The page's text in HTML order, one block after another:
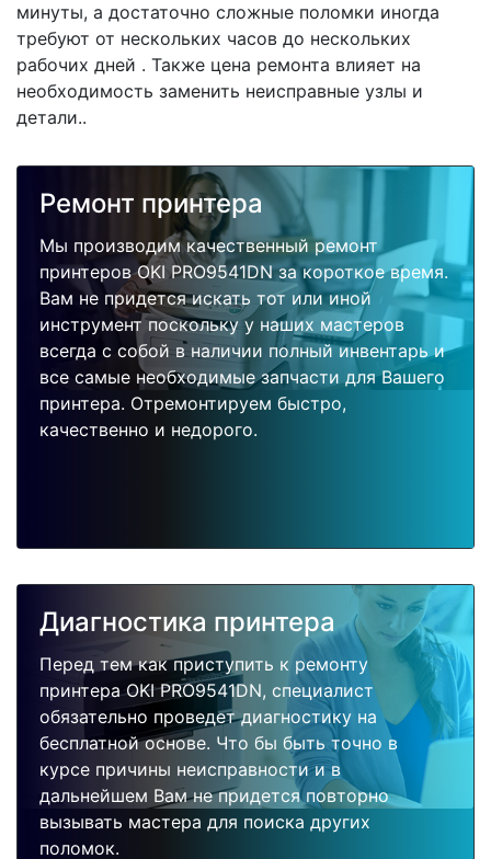
минуты, а достаточно сложные поломки иногда
требуют от нескольких часов до нескольких
рабочих дней . Также цена ремонта влияет на
необходимость заменить неисправные узлы и
детали..
Ремонт принтера
Мы производим качественный ремонт
принтеров OKI PRO9541DN за короткое время.
Вам не придется искать тот или иной
инструмент поскольку у наших мастеров
всегда с собой в наличии полный инвентарь и
все самые необходимые запчасти для Вашего
принтера. Отремонтируем быстро,
качественно и недорого.
Диагностика принтера
Перед тем как приступить к ремонту
принтера OKI PRO9541DN, специалист
обязательно проведет диагностику на
бесплатной основе. Что бы быть точно в
курсе причины неисправности и в
дальнейшем Вам не придется повторно
вызывать мастера для поиска других
поломок.